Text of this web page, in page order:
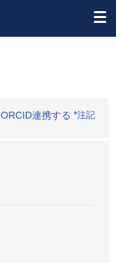
ORCID連携する *注記